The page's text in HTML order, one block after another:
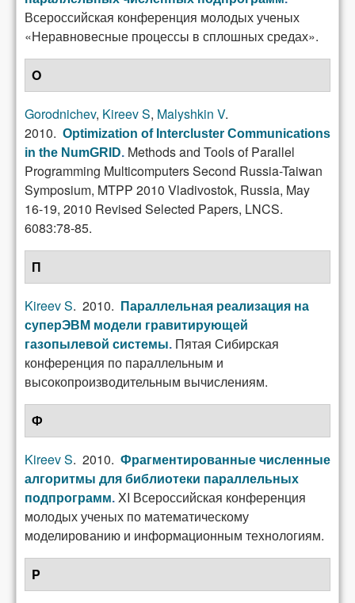
Всероссийская конференция молодых ученых
«Неравновесные процессы в сплошных средах».
O
Gorodnichev, Kireev S, Malyshkin V.
2010. Optimization of Intercluster Communications
in the NumGRID. Methods and Tools of Parallel
Programming Multicomputers Second Russia-Taiwan
Symposium, MTPP 2010 Vladivostok, Russia, May
16-19, 2010 Revised Selected Papers, LNCS.
6083:78-85.
П
Kireev S. 2010.
Параллельная реализация на
суперЭВМ модели гравитирующей
газопылевой системы. Пятая Сибирская
конференция по параллельным и
высокопроизводительным вычислениям.
Ф
Kireev S. 2010. Фрагментированные численные
алгоритмы для библиотеки параллельных
подпрограмм. XI Всероссийская конференция
молодых ученых по математическому
моделированию и информационным технологиям.
P